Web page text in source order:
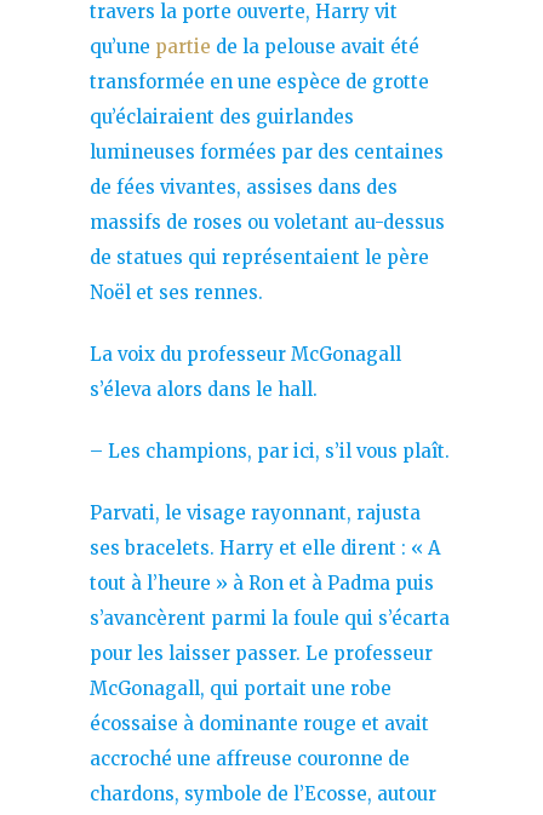
travers la porte ouverte, Harry vit
qu’une partie de la pelouse avait été
transformée en une espèce de grotte
qu’éclairaient des guirlandes
lumineuses formées par des centaines
de fées vivantes, assises dans des
massifs de roses ou voletant au-dessus
de statues qui représentaient le père
Noël et ses rennes.
La voix du professeur McGonagall
s’éleva alors dans le hall.
– Les champions, par ici, s’il vous plaît.
Parvati, le visage rayonnant, rajusta
ses bracelets. Harry et elle dirent : « A
tout à l’heure » à Ron et à Padma puis
s’avancèrent parmi la foule qui s’écarta
pour les laisser passer. Le professeur
McGonagall, qui portait une robe
écossaise à dominante rouge et avait
accroché une affreuse couronne de
chardons, symbole de l’Ecosse, autour